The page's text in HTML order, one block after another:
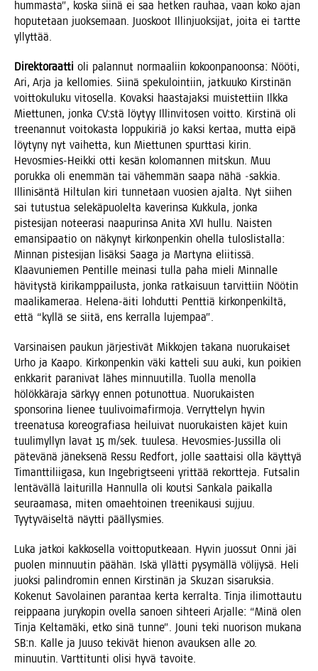
hum­mas­ta”, kos­ka sii­nä ei saa het­ken rau­haa, vaan koko ajan
hopu­te­taan juok­se­maan. Juos­koot Illin­juok­si­jat, joi­ta ei tart­te
yllyttää.
Direk­to­raat­ti oli palan­nut nor­maa­liin kokoon­pa­noon­sa: Nöö­ti,
Ari, Arja ja kel­lo­mies. Sii­nä spe­ku­loin­tiin, jat­kuu­ko Kirs­ti­nän
voit­to­ku­lu­ku vito­sel­la. Kovak­si haas­ta­jak­si muis­tet­tiin Ilk­ka
Miet­tu­nen, jon­ka CV:stä löy­tyy Illin­vi­to­sen voit­to. Kirs­ti­nä oli
tree­nan­nut voi­to­kas­ta lop­pu­ki­riä jo kak­si ker­taa, mut­ta eipä
löy­ty­ny nyt vai­het­ta, kun Miet­tu­nen spurt­ta­si kirin.
Hevos­mies-Heik­ki otti kesän kolo­man­nen mits­kun. Muu
poruk­ka oli enem­män tai vähem­män saa­pa nähä ‑sak­kia.
Illi­ni­sän­tä Hil­tu­lan kiri tun­ne­taan vuo­sien ajal­ta. Nyt sii­hen
sai tutus­tua sele­kä­puo­lel­ta kave­rin­sa Kuk­ku­la, jon­ka
pis­te­si­jan notee­ra­si naa­pu­rin­sa Ani­ta XVI hul­lu. Nais­ten
eman­si­paa­tio on näky­nyt kir­kon­pen­kin ohel­la tulos­lis­tal­la:
Min­nan pis­te­si­jan lisäk­si Saa­ga ja Mar­ty­na elii­tis­sä.
Klaa­vu­nie­men Pen­til­le mei­na­si tul­la paha mie­li Min­nal­le
hävi­tys­tä kiri­kamp­pai­lus­ta, jon­ka rat­kai­suun tar­vit­tiin Nöö­tin
maa­li­ka­me­raa. Hele­na-äiti loh­dut­ti Pent­tiä kir­kon­pen­kil­tä,
että “kyl­lä se sii­tä, ens ker­ral­la lujempaa”.
Var­si­nai­sen pau­kun jär­jes­ti­vät Mik­ko­jen taka­na nuo­ru­kai­set
Urho ja Kaa­po. Kir­kon­pen­kin väki kat­te­li suu auki, kun poi­kien
enk­ka­rit para­ni­vat lähes min­nuu­til­la. Tuol­la menol­la
hölök­kä­ra­ja sär­kyy ennen potu­not­tua. Nuo­ru­kais­ten
spon­so­ri­na lie­nee tuu­li­voi­ma­fir­mo­ja. Ver­ryt­te­lyn hyvin
tree­na­tusa koreo­gra­fia­sa hei­lui­vat nuo­ru­kais­ten käjet kuin
tuu­li­myl­lyn lavat 15 m/sek. tuu­le­sa. Hevos­mies-Jus­sil­la oli
päte­vä­nä jänek­se­nä Res­su Red­fort, jol­le saat­tai­si olla käyt­tyä
Timant­ti­lii­ga­sa, kun Inge­brigt­see­ni yrit­tää rekort­te­ja. Fut­sa­lin
len­tä­väl­lä lai­tu­ril­la Han­nul­la oli kout­si San­ka­la pai­kal­la
seu­raa­ma­sa, miten omaeh­toi­nen tree­ni­kausi suj­juu.
Tyy­ty­väi­sel­tä näyt­ti päällysmies.
Luka jat­koi kak­ko­sel­la voit­to­put­ke­aan. Hyvin juos­sut Onni jäi
puo­len min­nuu­tin pää­hän. Iskä yllät­ti pysy­mäl­lä völi­jy­sä. Heli
juok­si palindro­min ennen Kirs­ti­nän ja Skuzan sisa­ruk­sia.
Koke­nut Savo­lai­nen paran­taa ker­ta ker­ral­ta. Tin­ja ili­mot­tau­tu
reip­paa­na jury­ko­pin ovel­la sanoen sih­tee­ri Arjal­le: “Minä olen
Tin­ja Kel­ta­mä­ki, etko sinä tun­ne”. Jou­ni teki nuo­ri­son muka­na
SB:n. Kal­le ja Juuso teki­vät hie­non avauk­sen alle 20.
minuu­tin. Vart­ti­tun­ti oli­si hyvä tavoite.